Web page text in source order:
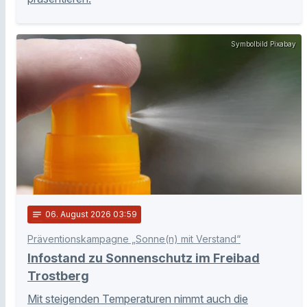
Symbolbild Pixabay
notes 06. August 2026 03:59
Präventionskampagne „Sonne(n) mit Verstand“
Infostand zu Sonnenschutz im Freibad
Trostberg
Mit steigenden Temperaturen nimmt auch die